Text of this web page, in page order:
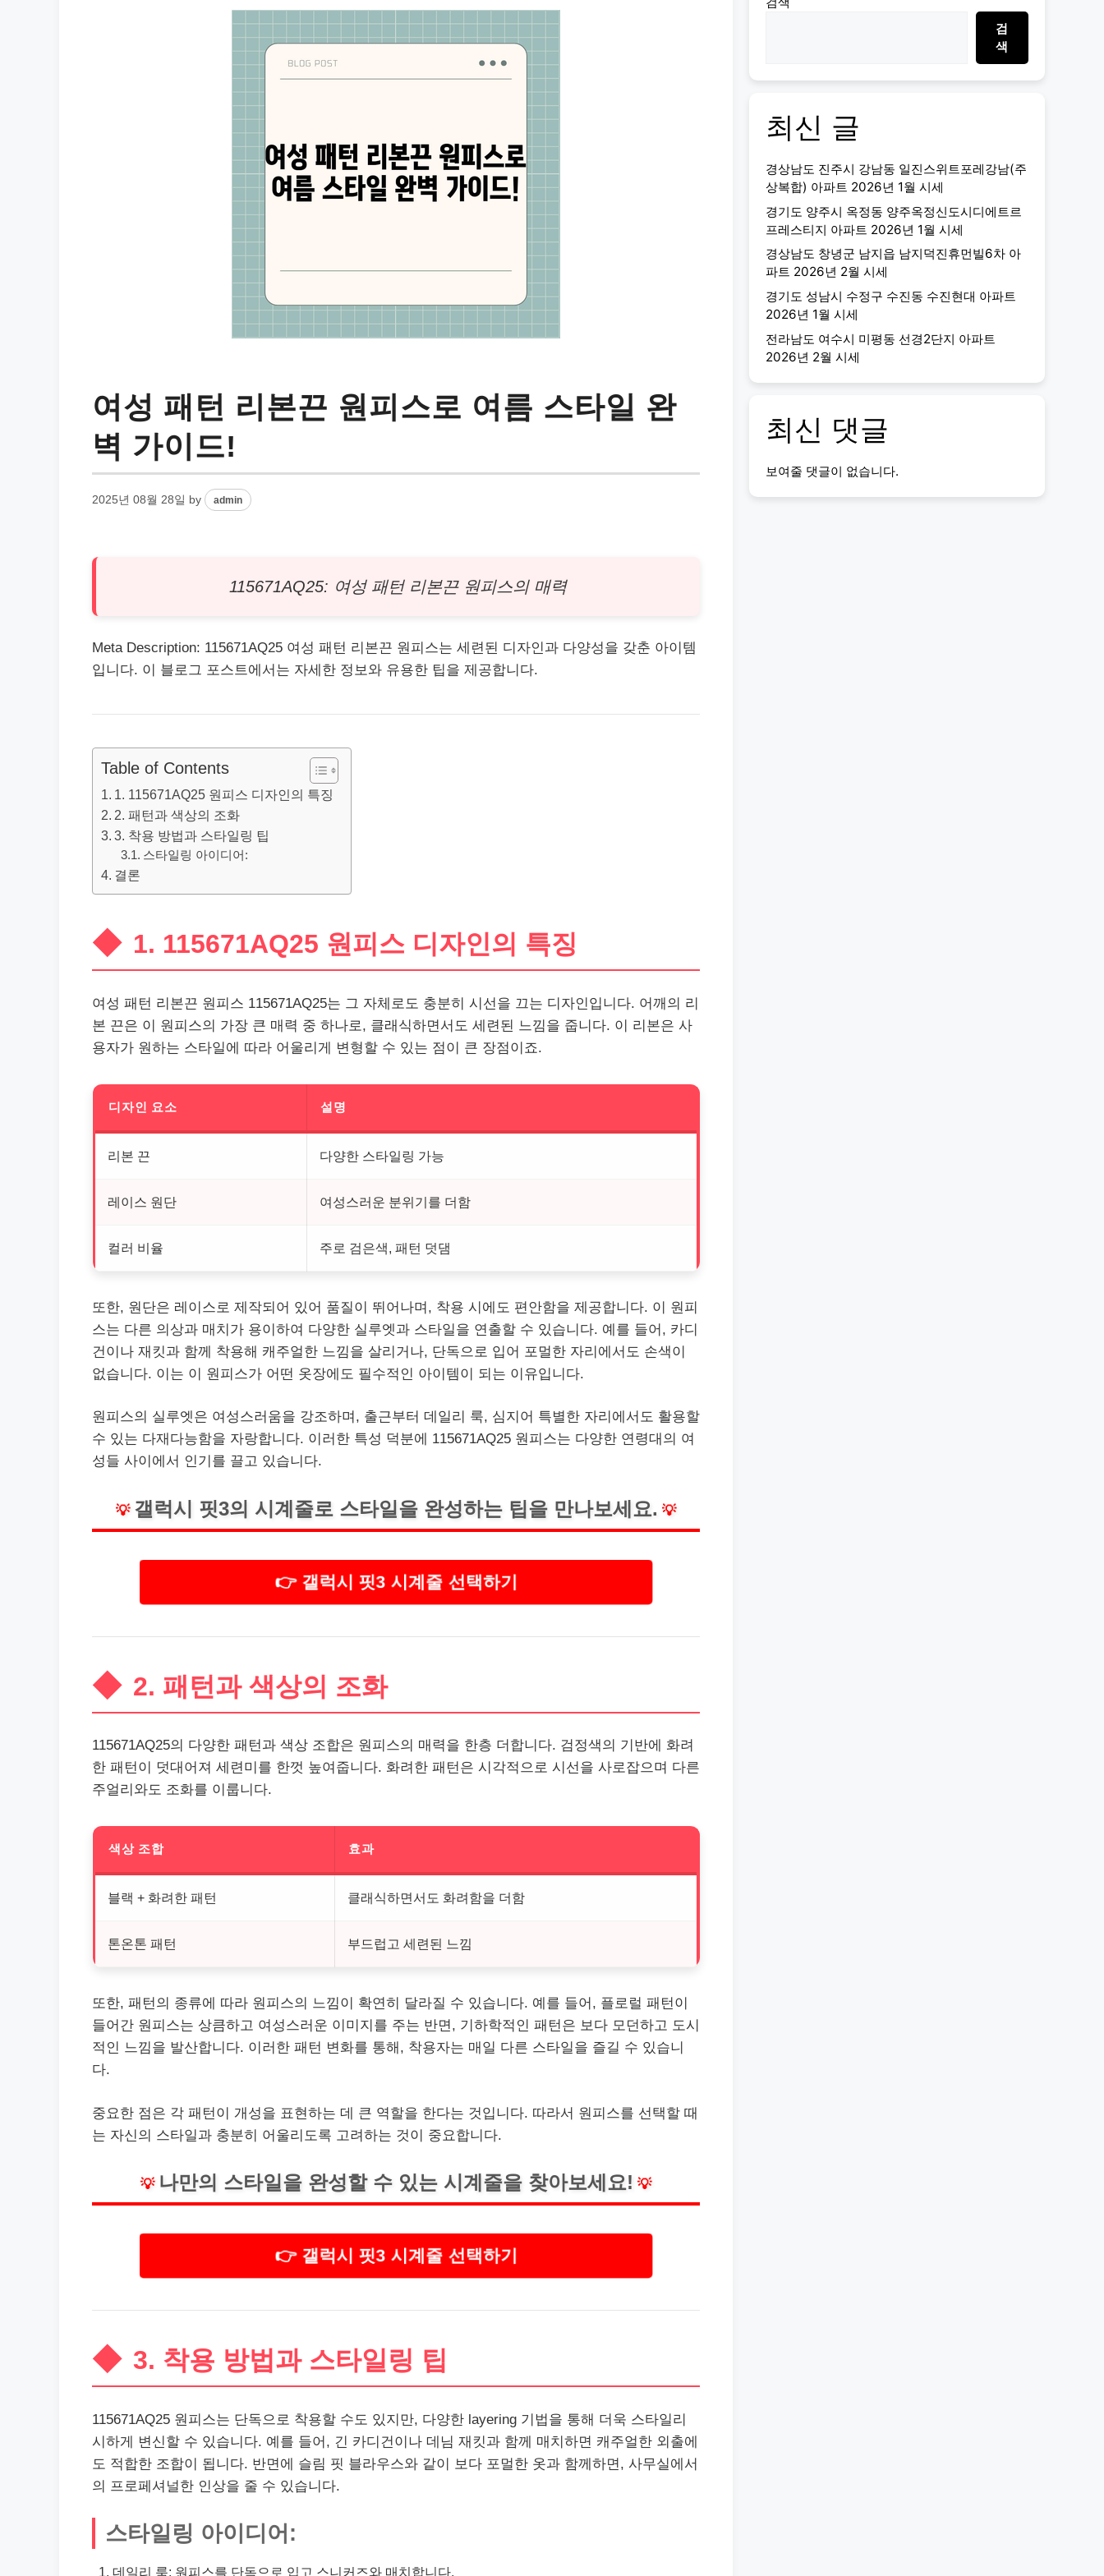
여성 패턴 리본끈 원피스로 여름 스타일 완
벽 가이드!
2025년 08월 28일 by admin
115671AQ25: 여성 패턴 리본끈 원피스의 매력
Meta Description: 115671AQ25 여성 패턴 리본끈 원피스는 세련된 디자인과 다양성을 갖춘 아이템
입니다. 이 블로그 포스트에서는 자세한 정보와 유용한 팁을 제공합니다.
Table of Contents
1. 115671AQ25 원피스 디자인의 특징
2. 패턴과 색상의 조화
3. 착용 방법과 스타일링 팁
스타일링 아이디어:
결론
1. 115671AQ25 원피스 디자인의 특징
여성 패턴 리본끈 원피스 115671AQ25는 그 자체로도 충분히 시선을 끄는 디자인입니다. 어깨의 리
본 끈은 이 원피스의 가장 큰 매력 중 하나로, 클래식하면서도 세련된 느낌을 줍니다. 이 리본은 사
용자가 원하는 스타일에 따라 어울리게 변형할 수 있는 점이 큰 장점이죠.
디자인 요소 설명
리본 끈 다양한 스타일링 가능
레이스 원단 여성스러운 분위기를 더함
컬러 비율 주로 검은색, 패턴 덧댐
또한, 원단은 레이 스로 제작되어 있어 품질이 뛰어나며, 착용 시에도 편안함을 제공합니다. 이 원피
스는 다른 의상과 매치가 용이하여 다양한 실루엣과 스타일을 연출할 수 있습니다. 예를 들어, 카디
건이나 재킷과 함께 착용해 캐주얼한 느낌을 살리거나, 단독으로 입어 포멀한 자리에서도 손색이
없습니다. 이는 이 원피스가 어떤 옷장에도 필수적인 아이템이 되는 이유입니다.
원피스의 실루엣은 여성스러움을 강조하며, 출근부터 데일리 룩, 심지어 특별한 자리에서도 활용할
수 있는 다재다능함을 자랑합니다. 이러한 특성 덕분에 115671AQ25 원피스는 다양한 연령대의 여
성들 사이에서 인기를 끌고 있습니다.
💡 갤럭시 핏3의 시계줄로 스타일을 완성하는 팁을 만나보세요. 💡
👉 갤럭시 핏3 시계줄 선택하기
2. 패턴과 색상의 조화
115671AQ25의 다양한 패턴과 색상 조합은 원피스의 매력을 한층 더합니다. 검정색의 기반에 화려
한 패턴이 덧대어져 세련미를 한껏 높여줍니다. 화려한 패턴은 시각적으로 시선을 사로잡으며 다른
주얼리와도 조화를 이룹니다.
색상 조합 효과
블랙 + 화려한 패턴 클래식하면서도 화려함을 더함
톤온톤 패턴 부드럽고 세련된 느낌
또한, 패턴의 종류에 따라 원피스의 느낌이 확연히 달라질 수 있습니다. 예를 들어, 플로럴 패턴이
들어간 원피스는 상큼하고 여성스러운 이미지를 주는 반면, 기하학적인 패턴은 보다 모던하고 도시
적인 느낌을 발산합니다. 이러한 패턴 변화를 통해, 착용자는 매일 다른 스타일을 즐길 수 있습니
다.
중요한 점은 각 패턴이 개성을 표현하는 데 큰 역할을 한다는 것입니다. 따라서 원피스를 선택할 때
는 자신의 스타일과 충분히 어울리도록 고려하는 것이 중요합니다.
💡 나만의 스타일을 완성할 수 있는 시계줄을 찾아보세요! 💡
👉 갤럭시 핏3 시계줄 선택하기
3. 착용 방법과 스타일링 팁
115671AQ25 원피스는 단독으로 착용할 수도 있지만, 다양한 layering 기법을 통해 더욱 스타일리
시하게 변신할 수 있습니다. 예를 들어, 긴 카디건이나 데님 재킷과 함께 매치하면 캐주얼한 외출에
도 적합한 조합이 됩니다. 반면에 슬림 핏 블라우스와 같이 보다 포멀한 옷과 함께하면, 사무실에서
의 프로페셔널한 인상을 줄 수 있습니다.
스타일링 아이디어:
데일리 룩: 원피스를 단독으로 입고 스니커즈와 매치합니다.
검
색
최신 글
경상남도 진주시 강남동 일진스위트포레강남(주
상복합) 아파트 2026년 1월 시세
경기도 양주시 옥정동 양주옥정신도시디에트르
프레스티지 아파트 2026년 1월 시세
경상남도 창녕군 남지읍 남지덕진휴먼빌6차 아
파트 2026년 2월 시세
경기도 성남시 수정구 수진동 수진현대 아파트
2026년 1월 시세
전라남도 여수시 미평동 선경2단지 아파트
2026년 2월 시세
최신 댓글
보여줄 댓글이 없습니다.